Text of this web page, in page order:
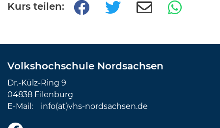
Kurs teilen:
Volkshochschule Nordsachsen
Dr.-Külz-Ring 9
04838 Eilenburg
E-Mail: info(at)vhs-nordsachsen.de